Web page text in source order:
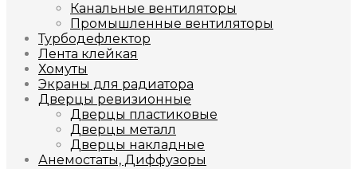
Канальные вентиляторы
Промышленные вентиляторы
Турбодефлектор
Лента клейкая
Хомуты
Экраны для радиатора
Дверцы ревизионные
Дверцы пластиковые
Дверцы металл
Дверцы накладные
Анемостаты, Диффузоры